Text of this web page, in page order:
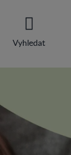
Vyhledat